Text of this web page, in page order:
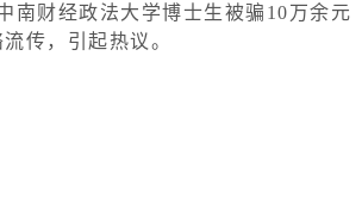
南财经政法大学博士生被骗10万余元
传，引起热议。